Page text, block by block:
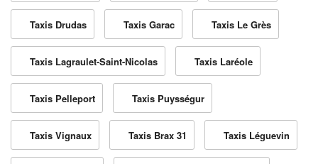
Taxis Drudas Taxis Garac Taxis Le Grès
Taxis Lagraulet-Saint-Nicolas Taxis Laréole
Taxis Pelleport Taxis Puysségur
Taxis Vignaux Taxis Brax 31 Taxis Léguevin